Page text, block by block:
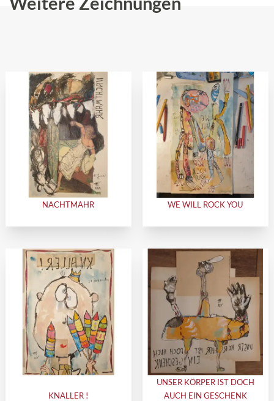
NACHTMAHR WE WILL ROCK YOU
KNALLER !
UNSER KÖRPER IST DOCH
AUCH EIN GESCHENK